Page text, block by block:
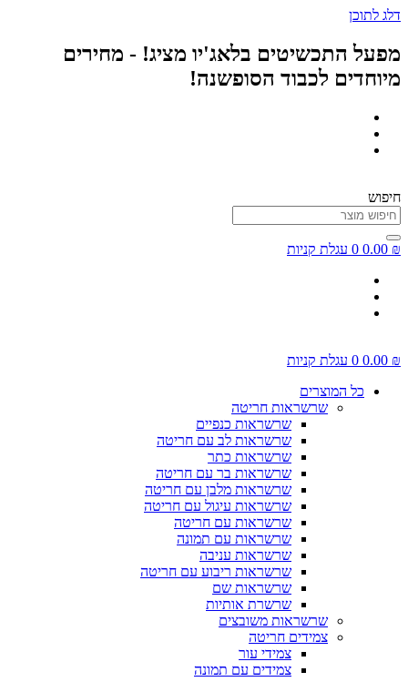
דלג לתוכן
מפעל התכשיטים בלאג'יו מציג! - מחירים
מיוחדים לכבוד הסופשנה!
חיפוש
0.00 ₪
0 עגלת קניות
0.00 ₪
0 עגלת קניות
כל המוצרים
שרשראות חריטה
שרשראות כנפיים
שרשראות לב עם חריטה
שרשראות כתר
שרשראות בר עם חריטה
שרשראות מלבן עם חריטה
שרשראות עיגול עם חריטה
שרשראות עם חריטה
שרשראות עם תמונה
שרשראות עניבה
שרשראות ריבוע עם חריטה
שרשראות שם
שרשרת אותיות
שרשראות משובצים
צמידים חריטה
צמידי עור
צמידים עם תמונה